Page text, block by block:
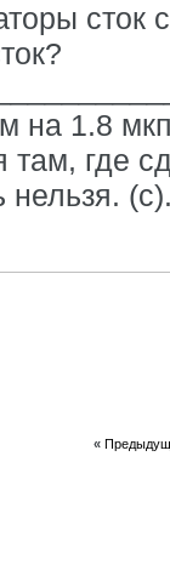
сток
на 1.8
там, где
нельзя.
«